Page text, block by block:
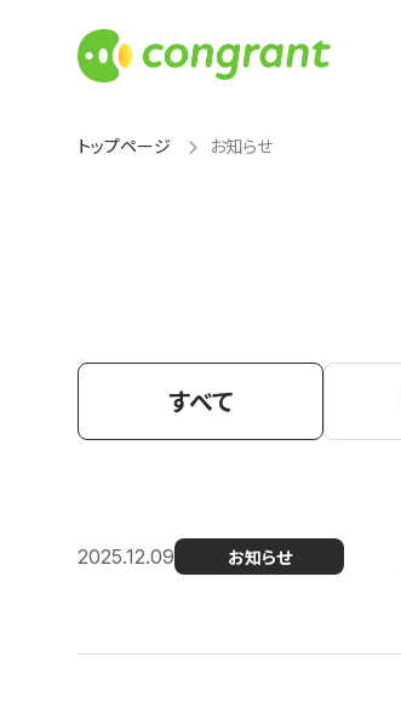
トップページ お知らせ
すべて
2025.12.09 お知らせ